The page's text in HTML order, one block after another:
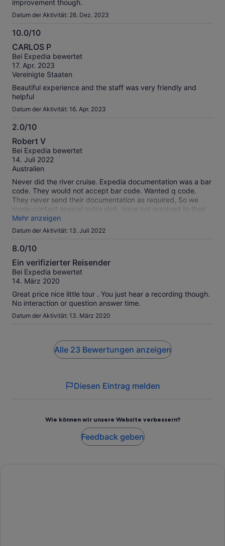
improvement though.
Datum der Aktivität: 26. Dez. 2023
10.0/10
10.0
von
10
CARLOS P
Bei Expedia bewertet
17. Apr. 2023
Vereinigte Staaten
Beautiful experience and the staff was very friendly and
helpful
Datum der Aktivität: 16. Apr. 2023
2.0/10
2.0
von
10
Robert V
Bei Expedia bewertet
14. Juli 2022
Australien
Never did the river cruise. Expedia documentation was a bar
code. They would not accept bar code. Wanted q code.
They never send their documentation as required, So we
made contact special extra visit. Issue not resolved to their
satisfaction so could not do river cruise. Found their attitude
extremely poor, poor communication skill, they have
recommend expedita not deal with organisation like
Singapore River Cruise. Now will have to spend time and
effort trying to get full refund from expedita so everyone
looses. Robert Vecci .
Mehr anzeigen
Datum der Aktivität: 13. Juli 2022
8.0/10
8.0
von
10
Ein verifizierter Reisender
Bei Expedia bewertet
14. März 2020
Great price nice little tour . You just hear a recording though.
No interaction or question answer time.
Datum der Aktivität: 13. März 2020
Alle 23 Bewertungen anzeigen
Diesen Eintrag melden
Wie können wir unsere Website verbessern?
Feedback geben